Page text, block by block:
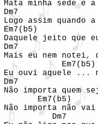
Mata minha sede e
Dm7
Logo assim quando
Em7(b5)
Daquele jeito que
Dm7
Mais eu nem notei,
Eu ouvi aquele ...
Dm7
Não importa quem
Em7(b5)
Não importa não
Dm7